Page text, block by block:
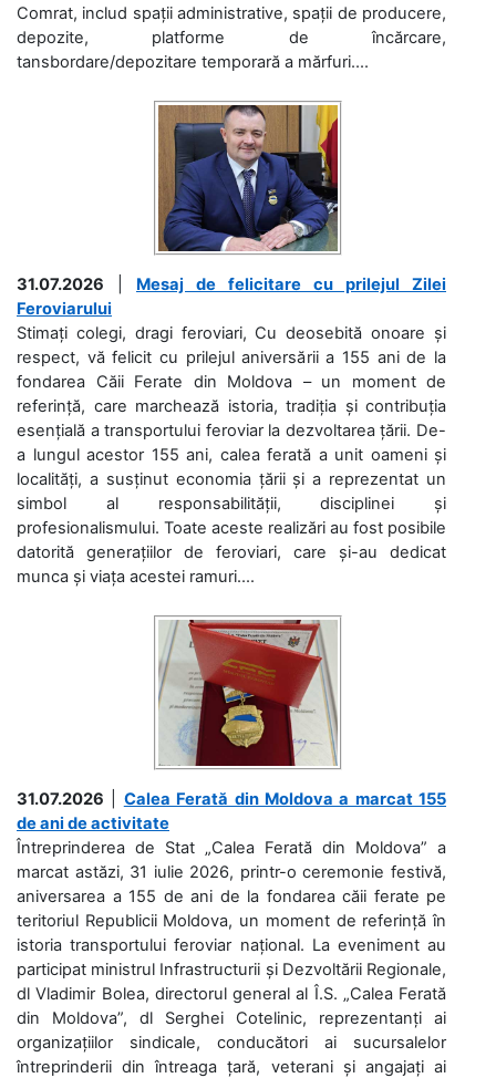
Comrat, includ spații administrative, spații de producere,
depozite, platforme de încărcare,
tansbordare/depozitare temporară a mărfuri....
31.07.2026
Mesaj de felicitare cu prilejul Zilei
Feroviarului
Stimați colegi, dragi feroviari, Cu deosebită onoare și
respect, vă felicit cu prilejul aniversării a 155 ani de la
fondarea Căii Ferate din Moldova – un moment de
referință, care marchează istoria, tradiția și contribuția
esențială a transportului feroviar la dezvoltarea țării. De-
a lungul acestor 155 ani, calea ferată a unit oameni și
localități, a susținut economia țării și a reprezentat un
simbol al responsabilității, disciplinei și
profesionalismului. Toate aceste realizări au fost posibile
datorită generațiilor de feroviari, care și-au dedicat
munca și viața acestei ramuri....
31.07.2026
Calea Ferată din Moldova a marcat 155
de ani de activitate
Întreprinderea de Stat „Calea Ferată din Moldova” a
marcat astăzi, 31 iulie 2026, printr-o ceremonie festivă,
aniversarea a 155 de ani de la fondarea căii ferate pe
teritoriul Republicii Moldova, un moment de referință în
istoria transportului feroviar național. La eveniment au
participat ministrul Infrastructurii și Dezvoltării Regionale,
dl Vladimir Bolea, directorul general al Î.S. „Calea Ferată
din Moldova”, dl Serghei Cotelinic, reprezentanți ai
organizațiilor sindicale, conducători ai sucursalelor
întreprinderii din întreaga țară, veterani și angajați ai